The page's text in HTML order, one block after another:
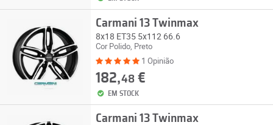
Carmani 13 Twinmax
8x18 ET35 5x112 66.6
Cor Polido, Preto
1 Opinião
182,48€
EM STOCK
Carmani 13 Twinmax